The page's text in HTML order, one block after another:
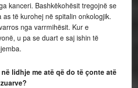
kanceri. Bashkëkohësit tregojnë se
as të kurohej në spitalin onkologjik.
nga varrmihësit. Kur e
u pa se duart e saj ishin të
lidhje me atë që do të çonte atë